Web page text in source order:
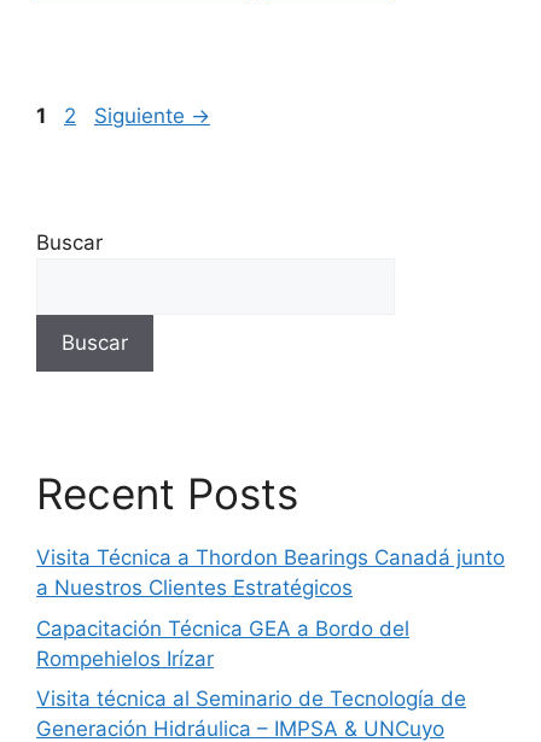
Página
1 Página
2 Siguiente →
Buscar
Buscar
Recent Posts
Visita Técnica a Thordon Bearings Canadá junto
a Nuestros Clientes Estratégicos
Capacitación Técnica GEA a Bordo del
Rompehielos Irízar
Visita técnica al Seminario de Tecnología de
Generación Hidráulica – IMPSA & UNCuyo